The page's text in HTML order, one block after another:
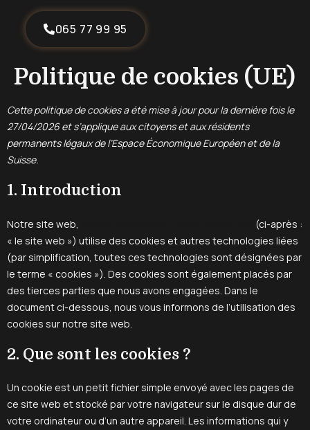
065 77 99 95
Politique de cookies (UE)
Cette politique de cookies a été mise à jour pour la dernière fois le
27/04/2026 et s’applique aux citoyens et aux résidents
permanents légaux de l’Espace Économique Européen et de la
Suisse.
1. Introduction
Notre site web,
(ci-après :
« le site web ») utilise des cookies et autres technologies liées
(par simplification, toutes ces technologies sont désignées par
le terme « cookies »). Des cookies sont également placés par
des tierces parties que nous avons engagées. Dans le
document ci-dessous, nous vous informons de l’utilisation des
cookies sur notre site web.
2. Que sont les cookies ?
Un cookie est un petit fichier simple envoyé avec les pages de
ce site web et stocké par votre navigateur sur le disque dur de
votre ordinateur ou d’un autre appareil. Les informations qui y